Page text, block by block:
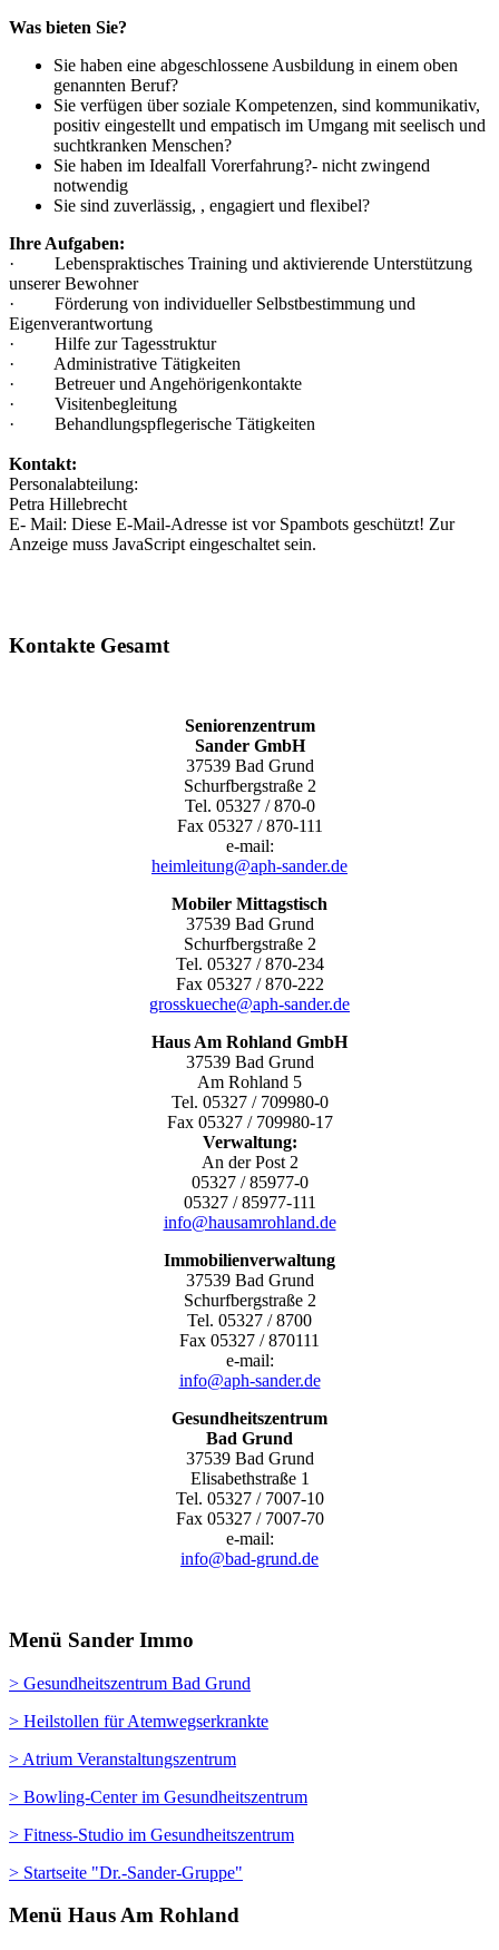
Was bieten Sie?
Sie haben eine abgeschlossene Ausbildung in einem oben
genannten Beruf?
Sie verfügen über soziale Kompetenzen, sind kommunikativ,
positiv eingestellt und empatisch im Umgang mit seelisch und
suchtkranken Menschen?
Sie haben im Idealfall Vorerfahrung?- nicht zwingend
notwendig
Sie sind zuverlässig, , engagiert und flexibel?
Ihre Aufgaben:
· Lebenspraktisches Training und aktivierende Unterstützung
unserer Bewohner
· Förderung von individueller Selbstbestimmung und
Eigenverantwortung
· Hilfe zur Tagesstruktur
· Administrative Tätigkeiten
· Betreuer und Angehörigenkontakte
· Visitenbegleitung
· Behandlungspflegerische Tätigkeiten
Kontakt:
Personalabteilung:
Petra Hillebrecht
E- Mail: Diese E-Mail-Adresse ist vor Spambots geschützt! Zur
Anzeige muss JavaScript eingeschaltet sein.
Kontakte Gesamt
Seniorenzentrum
Sander GmbH
37539 Bad Grund
Schurfbergstraße 2
Tel. 05327 / 870-0
Fax 05327 / 870-111
e-mail:
heimleitung@aph-sander.de
Mobiler Mittagstisch
37539 Bad Grund
Schurfbergstraße 2
Tel. 05327 / 870-234
Fax 05327 / 870-222
grosskueche@aph-sander.de
Haus Am Rohland GmbH
37539 Bad Grund
Am Rohland 5
Tel. 05327 / 709980-0
Fax 05327 / 709980-17
Verwaltung:
An der Post 2
05327 / 85977-0
05327 / 85977-111
info@hausamrohland.de
Immobilienverwaltung
37539 Bad Grund
Schurfbergstraße 2
Tel. 05327 / 8700
Fax 05327 / 870111
e-mail:
info@aph-sander.de
Gesundheitszentrum
Bad Grund
37539 Bad Grund
Elisabethstraße 1
Tel. 05327 / 7007-10
Fax 05327 / 7007-70
e-mail:
info@bad-grund.de
Menü Sander Immo
> Gesundheitszentrum Bad Grund
> Heilstollen für Atemwegserkrankte
> Atrium Veranstaltungszentrum
> Bowling-Center im Gesundheitszentrum
> Fitness-Studio im Gesundheitszentrum
> Startseite "Dr.-Sander-Gruppe"
Menü Haus Am Rohland